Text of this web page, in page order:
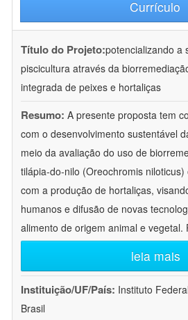
Currículo
Título do Projeto:potencializando a
piscicultura através da
integrada de peixes e hortaliças
Resumo: A presente proposta tem
com o desenvolvimento sustentável
meio da avaliação do uso de
tilápia-do-nilo (Oreochromis
com a produção de hortaliças,
humanos e difusão de novas
alimento de origem animal e vegetal.
leia mais
Instituição/UF/País: Instituto
Brasil